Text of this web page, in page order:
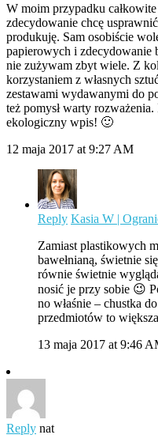
W moim przypadku
zdecydowanie chcę
produkuję. Sam osobiście
papierowych i zdecydowanie
nie zużywam zbyt wiele. Z
korzystaniem z własnych
zestawami wydawanymi do
też pomysł warty
ekologiczny wpis! 🙂
12 maja 2017 at 9:27 AM
Reply Kasia W |
Zamiast plastikowych
bawełnianą, świetnie
równie świetnie
nosić je przy sobie 😉
no właśnie – chustka
przedmiotów to
13 maja 2017 at 9:46
Reply nat